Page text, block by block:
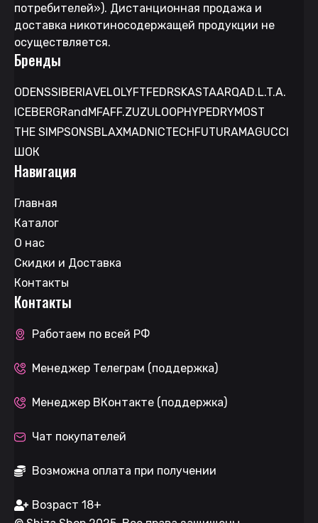
потребителей»). Дистанционная продажа и
доставка никотиносодержащей продукции не
осуществляется.
Бренды
ODENSSIBERIAVELOLYFTFEDRSKASTAARQAD.L.T.A.
ICEBERGRandMFAFF.ZUZULOOPHYPEDRYMOST
THE SIMPSONSBLAXMADNICTECHFUTURAMAGUCCI
ШОК
Навигация
Главная
Каталог
О нас
Скидки и Доставка
Контакты
Контакты
Работаем по всей РФ
Менеджер Телеграм (поддержка)
Менеджер ВКонтакте (поддержка)
Чат покупателей
Возможна оплата при получении
Возраст 18+